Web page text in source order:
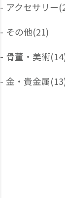
- アクセサリー
- その他(21)
- 骨董・美術
- 金・貴金属